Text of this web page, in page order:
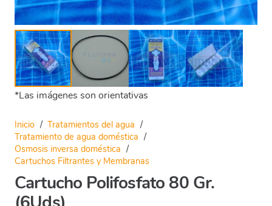
*Las imágenes son orientativas
Inicio / Tratamientos del agua /
Tratamiento de agua doméstica /
Osmosis inversa doméstica /
Cartuchos Filtrantes y Membranas
Cartucho Polifosfato 80 Gr.